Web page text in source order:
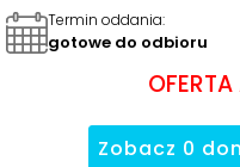
Termin oddania:
gotowe do odbioru
Zobacz 0